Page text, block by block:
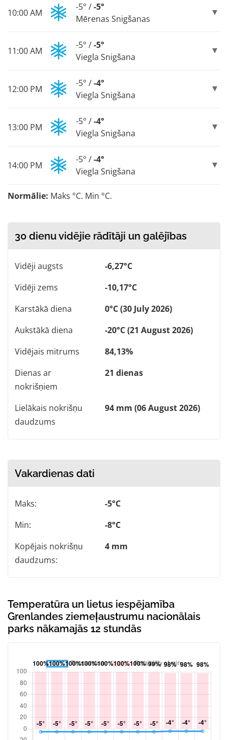
10:00 AM
-5° /-5°
Mērenas Snigšanas
11:00 AM
-5° /-5°
Viegla Snigšana
12:00 PM
-5° /-4°
Viegla Snigšana
13:00 PM
-5° /-4°
Viegla Snigšana
14:00 PM
-5° /-4°
Viegla Snigšana
Normālie: Maks °C. Min °C.
30 dienu vidējie rādītāji un galējības
Vidēji augsts
-6,27°C
Vidēji zems
-10,17°C
Karstākā diena
0°C (30 July 2026)
Aukstākā diena
-20°C (21 August 2026)
Vidējais mitrums
84,13%
Dienas ar
nokrišņiem
21 dienas
Lielākais nokrišņu
daudzums
94 mm (06 August 2026)
Vakardienas dati
Maks:
-5°C
Min:
-8°C
Kopējais nokrišņu
daudzums:
4 mm
Temperatūra un lietus iespējamība
Grenlandes ziemeļaustrumu nacionālais
parks nākamajās 12 stundās